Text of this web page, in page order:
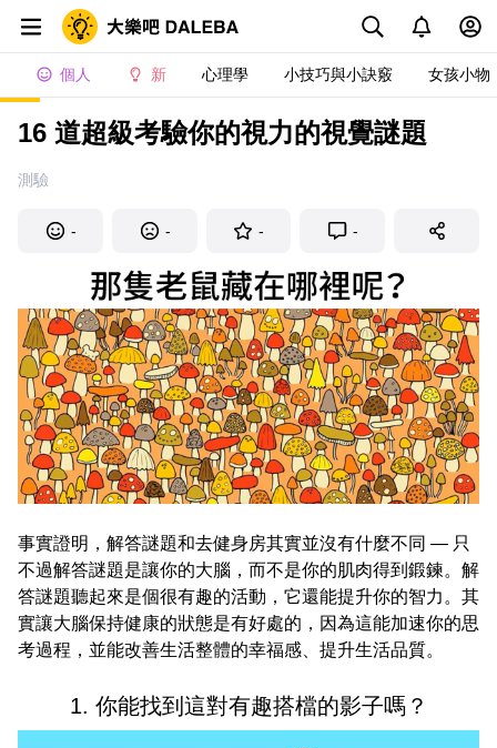
個人 新 心理學 小技巧與小訣竅 女孩小物
16 道超級考驗你的視力的視覺謎題
測驗
- - - -
事實證明，解答謎題和去健身房其實並沒有什麼不同 — 只
不過解答謎題是讓你的大腦，而不是你的肌肉得到鍛鍊。解
答謎題聽起來是個很有趣的活動，它還能提升你的智力。其
實讓大腦保持健康的狀態是有好處的，因為這能加速你的思
考過程，並能改善生活整體的幸福感、提升生活品質。
1. 你能找到這對有趣搭檔的影子嗎？